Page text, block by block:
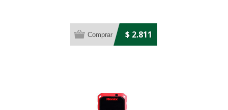
$ 2.811